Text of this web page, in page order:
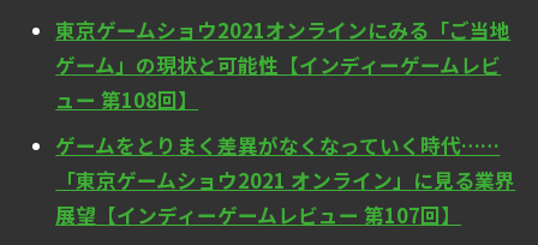
東京ゲームショウ2021オンラインにみる「ご当地
ゲーム」の現状と可能性【インディーゲームレビ
ュー 第108回】
ゲームをとりまく差異がなくなっていく時代……
「東京ゲームショウ2021 オンライン」に見る業界
展望【インディーゲームレビュー 第107回】